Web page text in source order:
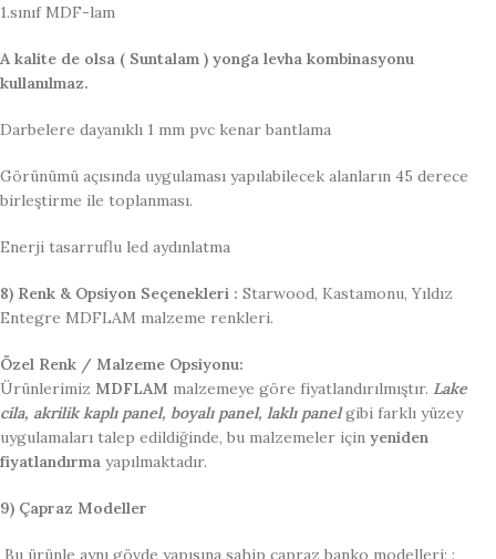
1.sınıf MDF-lam
A kalite de olsa ( Suntalam ) yonga levha kombinasyonu
kullanılmaz.
Darbelere dayanıklı 1 mm pvc kenar bantlama
Görünümü açısında uygulaması yapılabilecek alanların 45 derece
birleştirme ile toplanması.
Enerji tasarruflu led aydınlatma
8) Renk & Opsiyon Seçenekleri : Starwood, Kastamonu, Yıldız
Entegre MDFLAM malzeme renkleri.
Özel Renk / Malzeme Opsiyonu:
Ürünlerimiz MDFLAM malzemeye göre fiyatlandırılmıştır. Lake
cila, akrilik kaplı panel, boyalı panel, laklı panel gibi farklı yüzey
uygulamaları talep edildiğinde, bu malzemeler için yeniden
fiyatlandırma yapılmaktadır.
9) Çapraz Modeller
Bu ürünle aynı gövde yapısına sahip çapraz banko modelleri: :